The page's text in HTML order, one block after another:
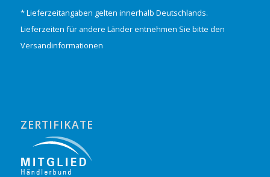
* Lieferzeitangaben gelten innerhalb Deutschlands.
Lieferzeiten für andere Länder entnehmen Sie bitte den
Versandinformationen
ZERTIFIKATE